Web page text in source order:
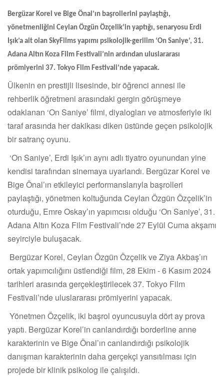
Bergüzar Korel ve Bige Önal’ın başrollerini paylaştığı,
yönetmenliğini Ceylan Özgün Özçelik’in yaptığı, senaryosu Erdi
Işık’a ait olan SkyFilms yapımı psikolojik-gerilim ‘On Saniye’, 31.
Adana Altın Koza Film Festivali’nin ardından uluslararası
prömiyerini 37. Tokyo Film Festivali’nde yapacak.
Ülkenin en prestijli lisesinde, bir öğrenci annesi ile
rehberlik öğretmeni arasındaki gergin görüşmeye
odaklanan ‘On Saniye’ filmi, diyalogları ve atmosferiyle iki
taraf arasında her dakikası diken üstünde geçen psikolojik
bir satranç oyunu.
‘On Saniye’, Erdi Işık’ın aynı adlı tiyatro oyunundan yine
kendisi tarafından sinemaya uyarlandı. Bergüzar Korel ve
Bige Önal’ın etkileyici performanslarıyla başrolleri
paylaştığı, yönetmen koltuğunda Ceylan Özgün Özçelik’in
oturduğu, Emre Oskay’ın yapımcısı olduğu ‘On Saniye’, 31.
Adana Altın Koza Film Festivali’nde 27 Eylül Cuma akşamı
seyirciyle buluşacak.
Bergüzar Korel, Ceylan Özgün Özçelik ve Ziya Akbaş’ın
ortak yapımcılığını üstlendiği film, 28 Ekim - 6 Kasım 2024
tarihleri arasında gerçekleştirilecek 37. Tokyo Film
Festivali’nde uluslararası prömiyerini yapacak.
Yönetmen Özçelik, iki başrol oyuncusuyla dört ay prova
yaptı. Bergüzar Korel’in canlandırdığı borderline anne
karakterinin ve Bige Önal’ın canlandırdığı psikolojik
danışman karakterinin daha gerçekçi yansıtılması için
projede bir klinik psikolog ile çalışıldı.